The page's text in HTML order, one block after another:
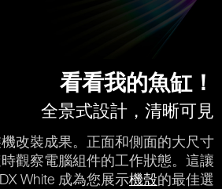
看看我的魚缸！
全景式設計，清晰可見
改裝成果。正面和側面的大尺寸
觀察電腦組件的工作狀態。這讓
White 成為您展示機殼的最佳選